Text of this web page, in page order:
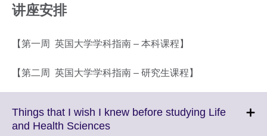
讲座安排
【第一周 英国大学学科指南 – 本科课程】
【第二周 英国大学学科指南 – 研究生课程】
Things that I wish I knew before studying Life
and Health SciencesClick